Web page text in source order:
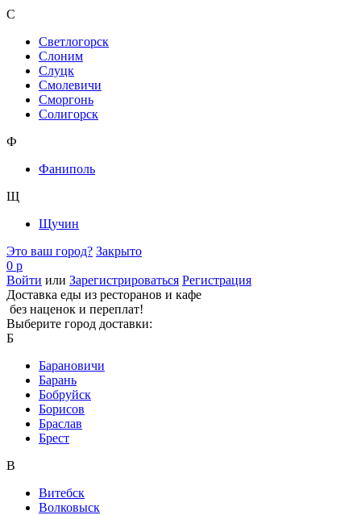
С
Светлогорск
Слоним
Слуцк
Смолевичи
Сморгонь
Солигорск
Ф
Фаниполь
Щ
Щучин
Это ваш город? Закрыто
0 р
Войти или Зарегистрироваться Регистрация
Доставка еды из ресторанов и кафе
без наценок и переплат!
Выберите город доставки:
Б
Барановичи
Барань
Бобруйск
Борисов
Браслав
Брест
В
Витебск
Волковыск